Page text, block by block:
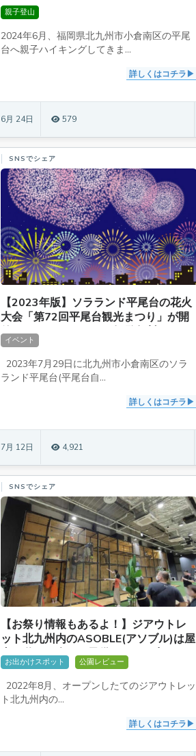
は楽しい！
親子登山
2024年6月、福岡県北九州市小倉南区の平尾
台へ親子ハイキングしてきま...
詳しくはコチラ
6月 24日 579
SNSでシェア
【2023年版】ソラランド平尾台の花火
大会「第72回平尾台観光まつり」が開
催[コンサートもあって観覧無料]
イベント
2023年7月29日に北九州市小倉南区のソラ
ランド平尾台(平尾台自...
詳しくはコチラ
7月 12日 4,921
SNSでシェア
【お祭り情報もあるよ！】ジアウトレ
ット北九州内のASOBLE(アソブル)は屋
内で遊べる楽しい子供のとのお出かけ
スポットだ！
お出かけスポット 公園レビュー
2022年8月、オープンしたてのジアウトレッ
ト北九州内の...
詳しくはコチラ